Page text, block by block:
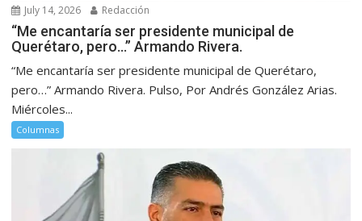
July 14, 2026 Redacción
“Me encantaría ser presidente municipal de
Querétaro, pero…” Armando Rivera.
“Me encantaría ser presidente municipal de Querétaro,
pero…” Armando Rivera. Pulso, Por Andrés González Arias.
Miércoles...
Columnas